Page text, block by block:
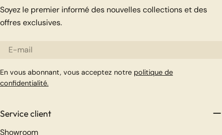
Service client
Showroom
Soyez le premier informé des nouvelles collections et des
offres exclusives.
En vous abonnant, vous acceptez notre politique de
confidentialité.